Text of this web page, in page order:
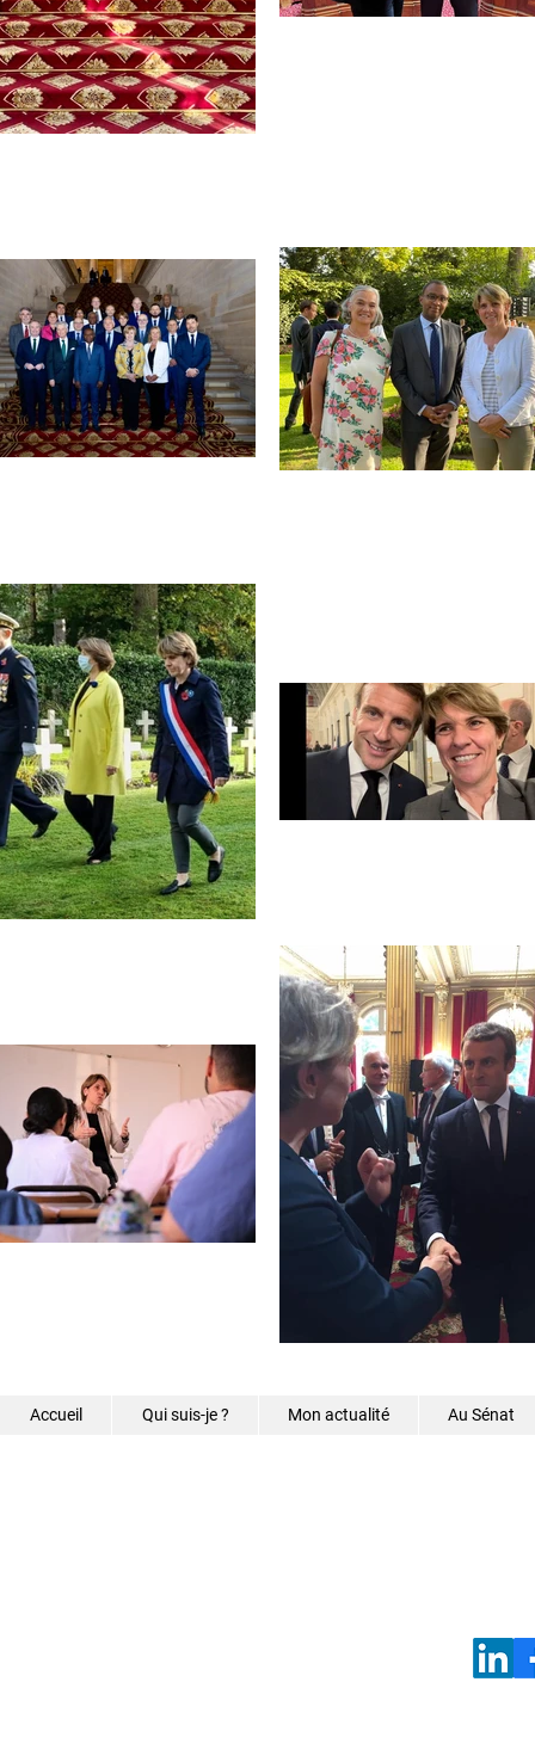
Accueil Qui suis-je ? Mon actualité Au Sénat